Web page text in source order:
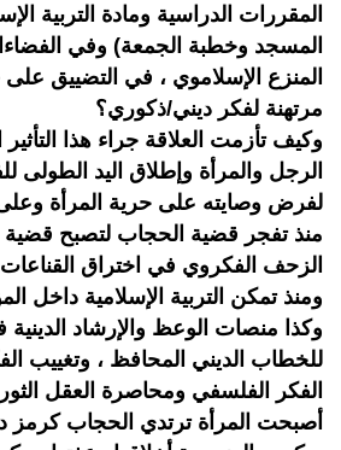
المقررات الدراسية ومادة التربية
المسجد وخطبة الجمعة) وفي
المنزع الإسلاموي ، في التضييق على
مرتهنة لفكر ديني/ذكوري؟
وكيف تأزمت العلاقة جراء هذا
الرجل والمرأة وإطلاق اليد الطولى
لفرض وصايته على حرية المرأة
منذ تفجر قضية الحجاب لتصبح قضية
الزحف الفكروي في اختراق القناعات
ومنذ تمكن التربية الإسلامية داخل
وكذا منصات الوعظ والإرشاد
للخطاب الديني المحافظ ، وتغييب
الفكر الفلسفي ومحاصرة العقل
أصبحت المرأة ترتدي الحجاب كرمز